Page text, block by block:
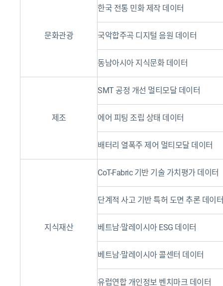
문화관광
한국 전통 민화 제작 데이터
국악합주곡 디지털 음원 데이터
동남아시아 지식문화 데이터
제조
SMT 공정 개선 멀티모달 데이터
에어 피팅 조립 상태 데이터
배터리 열폭주 제어 멀티모달 데이터
지식재산
CoT-Fabric 기반 기술 가치평가 데이터
단계적 사고 기반 특허 도면 추론 데이터
베트남·말레이시아 ESG 데이터
베트남·말레이시아 콜센터 데이터
유럽연합 개인정보 벤치마크 데이터